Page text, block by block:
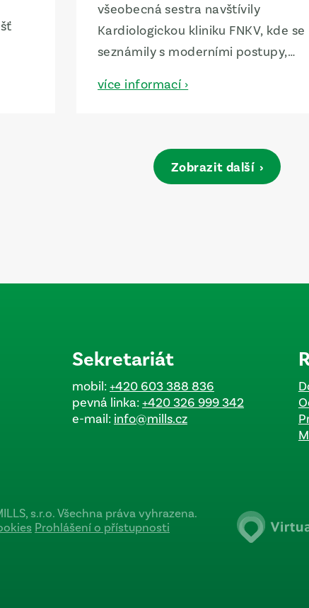
všeobecná sestra navštívily
Kardiologickou kliniku FNKV, kde se
seznámily s moderními postupy,
kardiologie.
více informací ›
Zobrazit další
Sekretariát
mobil: +420 603 388 836
pevná linka: +420 326 999 342
e-mail: info@mills.cz
s.r.o. Všechna práva vyhrazena.
Prohlášení o přístupnosti